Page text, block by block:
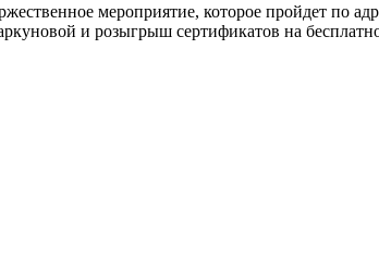
мероприятие, которое пройдет по
и розыгрыш сертификатов на